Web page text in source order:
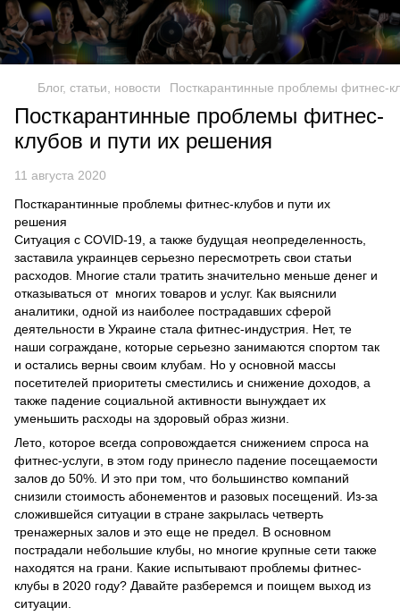
Блог, статьи, новости Посткарантинные проблемы фитнес-
Посткарантинные проблемы фитнес-
клубов и пути их решения
11 августа 2020
Посткарантинные проблемы фитнес-клубов и пути их
решения
Ситуация с COVID-19, а также будущая неопределенность,
заставила украинцев серьезно пересмотреть свои статьи
расходов. Многие стали тратить значительно меньше денег и
отказываться от многих товаров и услуг. Как выяснили
аналитики, одной из наиболее пострадавших сферой
деятельности в Украине стала фитнес-индустрия. Нет, те
наши сограждане, которые серьезно занимаются спортом так
и остались верны своим клубам. Но у основной массы
посетителей приоритеты сместились и снижение доходов, а
также падение социальной активности вынуждает их
уменьшить расходы на здоровый образ жизни.
Лето, которое всегда сопровождается снижением спроса на
фитнес-услуги, в этом году принесло падение посещаемости
залов до 50%. И это при том, что большинство компаний
снизили стоимость абонементов и разовых посещений. Из-за
сложившейся ситуации в стране закрылась четверть
тренажерных залов и это еще не предел. В основном
пострадали небольшие клубы, но многие крупные сети также
находятся на грани. Какие испытывают проблемы фитнес-
клубы в 2020 году? Давайте разберемся и поищем выход из
ситуации.